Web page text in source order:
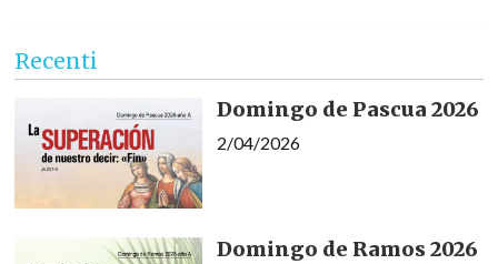
Recenti
Domingo de Pascua 2026
2/04/2026
Domingo de Ramos 2026